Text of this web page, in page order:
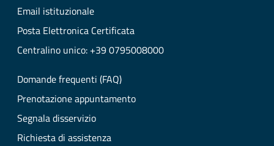
Email istituzionale
Posta Elettronica Certificata
Centralino unico: +39 0795008000
Domande frequenti (FAQ)
Prenotazione appuntamento
Segnala disservizio
Richiesta di assistenza